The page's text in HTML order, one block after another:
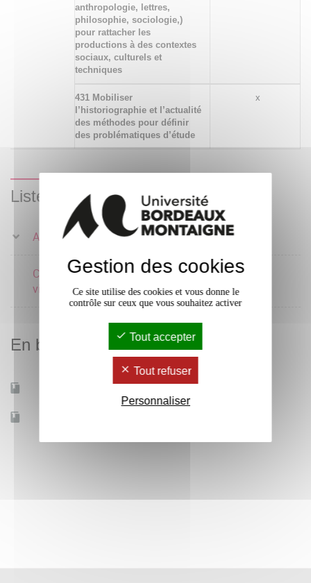
anthropologie, lettres,
philosophie, sociologie,)
pour rattacher les
productions à des contextes
sociaux, culturels et
techniques
431 Mobiliser
l’historiographie et l’actualité
des méthodes pour définir
des problématiques d’étude
x
Liste des enseignements
Ateliers au choix 3 crédits
Culture matérielle et
visuelle
En bref
Gestion des cookies
Ce site utilise des cookies et vous donne le
contrôle sur ceux que vous souhaitez activer
Tout accepter
Tout refuser
Personnaliser